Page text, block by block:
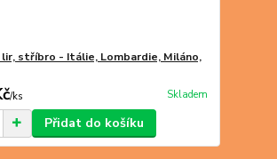
lir, stříbro - Itálie, Lombardie, Miláno,
/ks Skladem
Přidat do košíku